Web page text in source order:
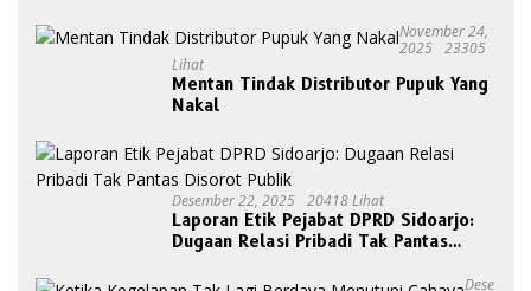
November 24,
2025 23305
Lihat
Mentan Tindak Distributor Pupuk Yang
Nakal
Desember 22, 2025 20418 Lihat
Laporan Etik Pejabat DPRD Sidoarjo:
Dugaan Relasi Pribadi Tak Pantas
Dese